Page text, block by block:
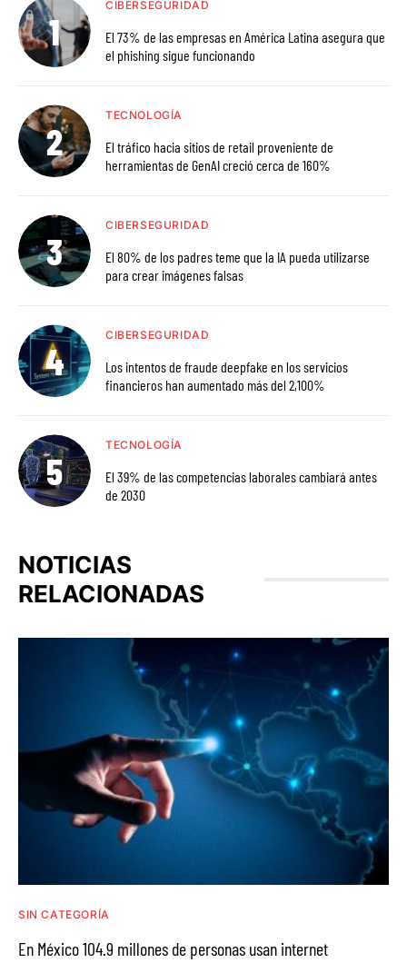
CIBERSEGURIDAD
El 73% de las empresas en América Latina asegura que
el phishing sigue funcionando
TECNOLOGÍA
El tráfico hacia sitios de retail proveniente de
herramientas de GenAI creció cerca de 160%
CIBERSEGURIDAD
El 80% de los padres teme que la IA pueda utilizarse
para crear imágenes falsas
CIBERSEGURIDAD
Los intentos de fraude deepfake en los servicios
financieros han aumentado más del 2,100%
TECNOLOGÍA
El 39% de las competencias laborales cambiará antes
de 2030
NOTICIAS
RELACIONADAS
SIN CATEGORÍA
En México 104.9 millones de personas usan internet